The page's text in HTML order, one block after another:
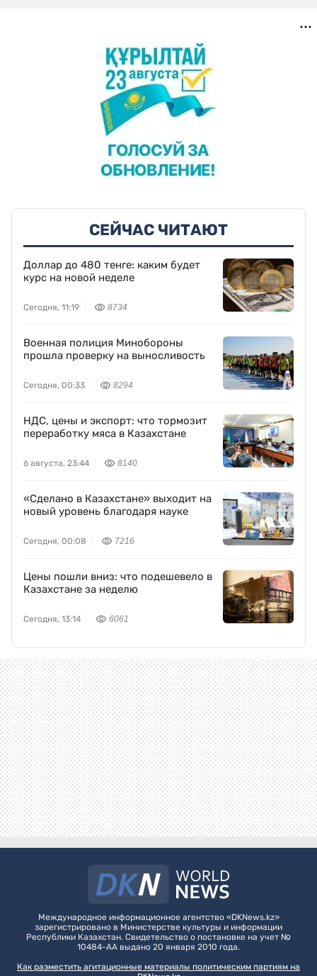
СЕЙЧАС ЧИТАЮТ
Доллар до 480 тенге: каким будет
курс на новой неделе
Сегодня, 11:19 8734
Военная полиция Минобороны
прошла проверку на выносливость
Сегодня, 00:33 8294
НДС, цены и экспорт: что тормозит
переработку мяса в Казахстане
6 августа, 23:44 8140
«Сделано в Казахстане» выходит на
новый уровень благодаря науке
Сегодня, 00:08 7216
Цены пошли вниз: что подешевело в
Казахстане за неделю
Сегодня, 13:14 6061
Международное информационное агентство «DKNews.kz»
зарегистрировано в Министерстве культуры и информации
Республики Казахстан. Свидетельство о постановке на учет №
10484-АА выдано 20 января 2010 года.
Как разместить агитационные материалы политическим партиям на